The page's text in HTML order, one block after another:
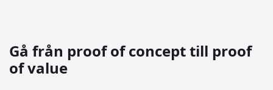
Gå från proof of concept till proof
of value